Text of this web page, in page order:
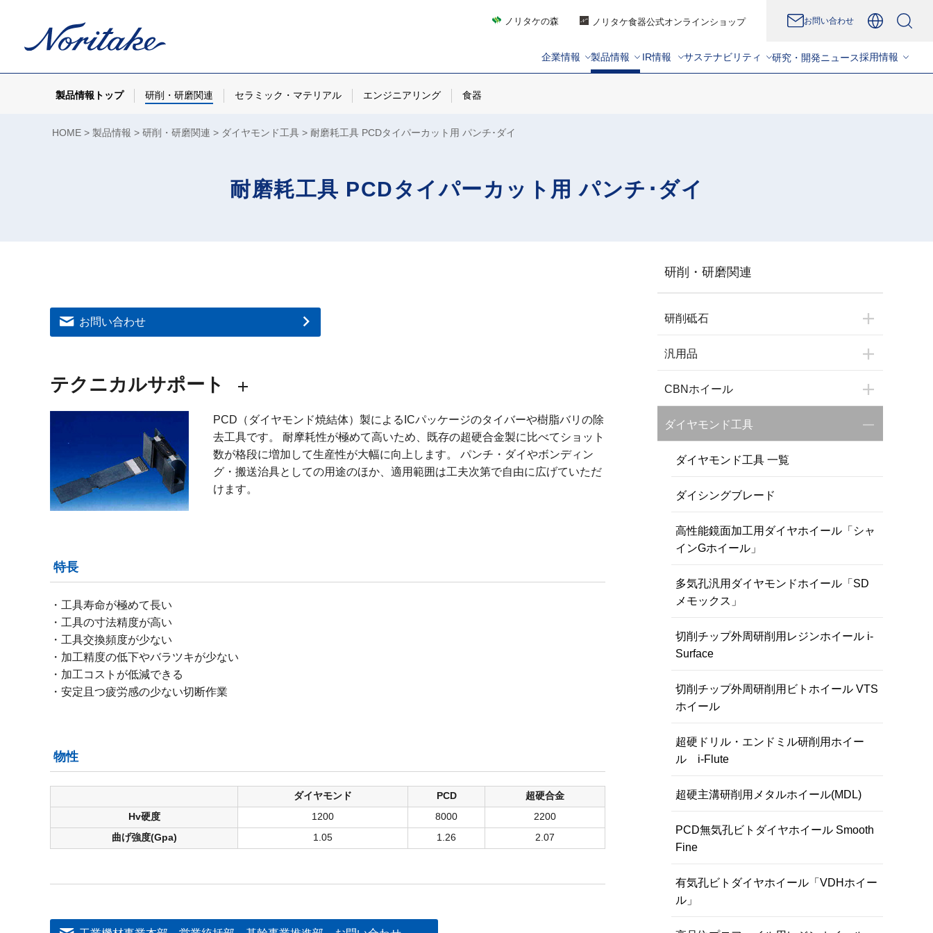
ノリタケの森 ノリタケ食器公式オンラインショップ お問い合わせ
企業情報 製品情報 IR情報 サステナビリティ 研究・開発ニュース採用情報
製品情報トップ 研削・研磨関連 セラミック・マテリアル エンジニアリング 食器
HOME 製品情報 研削・研磨関連 ダイヤモンド工具 耐磨耗工具 PCDタイパーカット用 パンチ･ダイ
耐磨耗工具 PCDタイパーカット用 パンチ･ダイ
研削・研磨関連
研削砥石
汎用品
CBNホイール
ダイヤモンド工具
ダイヤモンド工具 一覧
ダイシングブレード
高性能鏡面加工用ダイヤホイール「シャ
インGホイール」
多気孔汎用ダイヤモンドホイール「SD
メモックス」
切削チップ外周研削用レジンホイール i-
Surface
切削チップ外周研削用ビトホイール VTS
ホイール
超硬ドリル・エンドミル研削用ホイー
ル i-Flute
超硬主溝研削用メタルホイール(MDL)
PCD無気孔ビトダイヤホイール Smooth
Fine
有気孔ビトダイヤホイール「VDHホイー
ル」
お問い合わせ
テクニカルサポート
PCD（ダイヤモンド焼結体）製によるICパッケージのタイバーや樹脂バリの除
去工具です。 耐摩耗性が極めて高いため、既存の超硬合金製に比べてショット
数が格段に増加して生産性が大幅に向上します。 パンチ・ダイやボンディン
グ・搬送治具としての用途のほか、適用範囲は工夫次第で自由に広げていただ
けます。
特長
工具寿命が極めて長い
工具の寸法精度が高い
工具交換頻度が少ない
加工精度の低下やバラツキが少ない
加工コストが低減できる
安定且つ疲労感の少ない切断作業
物性
ダイヤモンド PCD
超硬合金
Hv硬度
1200 8000
2200
曲げ強度(Gpa)
1.05 1.26 2.07